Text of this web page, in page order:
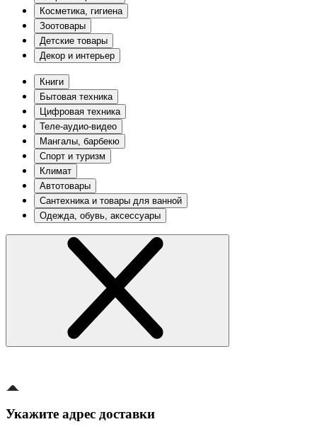
Косметика, гигиена
Зоотовары
Детские товары
Декор и интерьер
Книги
Бытовая техника
Цифровая техника
Теле-аудио-видео
Мангалы, барбекю
Спорт и туризм
Климат
Автотовары
Сантехника и товары для ванной
Одежда, обувь, аксессуары
Укажите адрес доставки